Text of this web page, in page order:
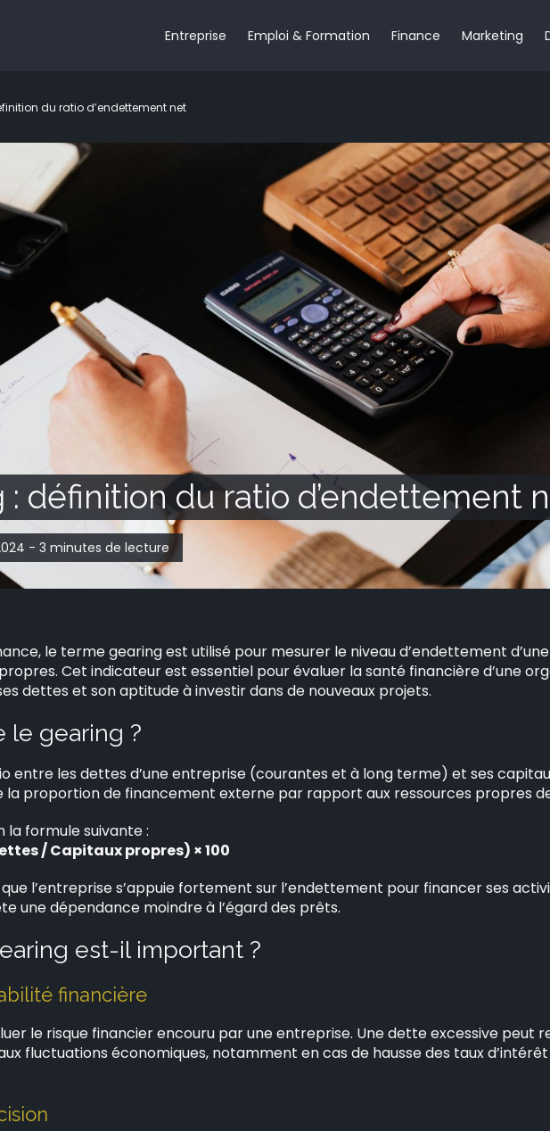
: définition du ratio d’endettement
- 3 minutes de lecture
du ratio d’endettement net
le terme gearing est utilisé pour mesurer le niveau d’endettement
Cet indicateur est essentiel pour évaluer la santé financière d’une
dettes et son aptitude à investir dans de nouveaux projets.
le gearing ?
entre les dettes d’une entreprise (courantes et à long terme) et ses
proportion de financement externe par rapport aux ressources propres
la formule suivante :
/ Capitaux propres) × 100
l’entreprise s’appuie fortement sur l’endettement pour financer ses
une dépendance moindre à l’égard des prêts.
est-il important ?
financière
le risque financier encouru par une entreprise. Une dette excessive peut
fluctuations économiques, notamment en cas de hausse des taux
Entreprise Emploi & Formation Finance Marketing